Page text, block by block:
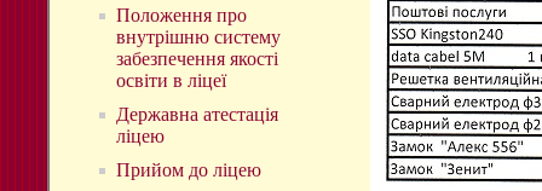
Положення про
внутрішню систему
забезпечення якості
освіти в ліцеї
Державна атестація
ліцею
Прийом до ліцею